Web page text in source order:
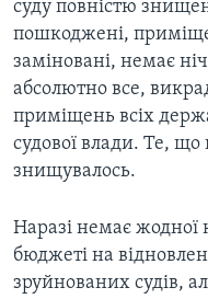
суду повністю
пошкоджені,
заміновані, немає
абсолютно все,
приміщень всіх
судової влади. Те, що
знищувалось.
Наразі немає жодної
бюджеті на
зруйнованих судів,